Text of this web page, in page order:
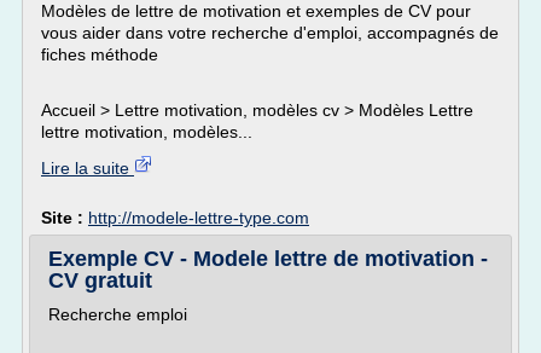
Modèles de lettre de motivation et exemples de CV pour
vous aider dans votre recherche d'emploi, accompagnés de
fiches méthode
Accueil > Lettre motivation, modèles cv > Modèles Lettre
lettre motivation, modèles...
Lire la suite
Site : http://modele-lettre-type.com
Exemple CV - Modele lettre de motivation -
CV gratuit
Recherche emploi